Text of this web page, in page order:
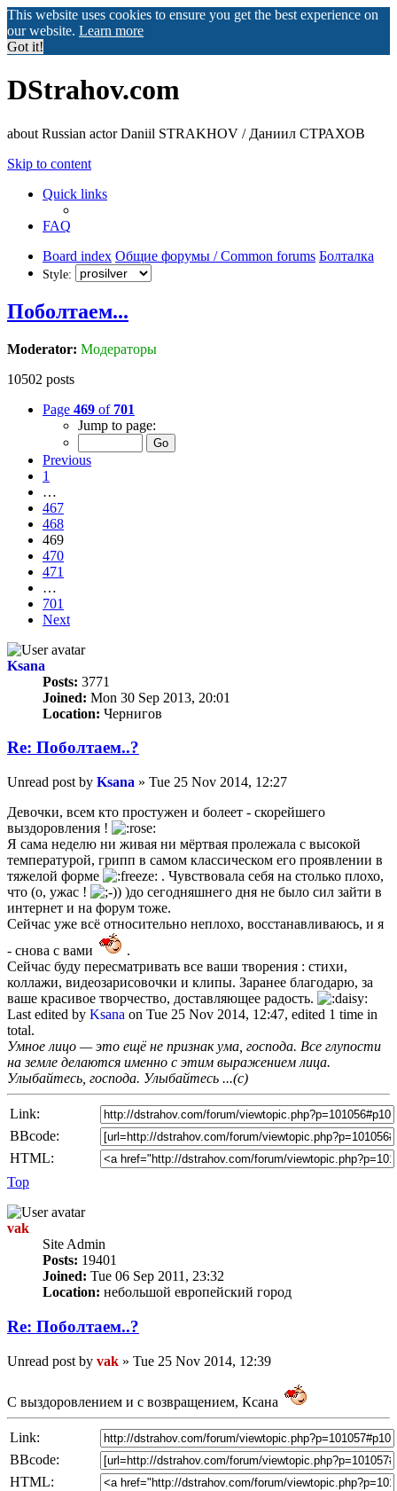
This website uses cookies to ensure you get the best experience on
our website. Learn more
Got it!
DStrahov.com
about Russian actor Daniil STRAKHOV / Даниил СТРАХОВ
Skip to content
Quick links
FAQ
Board index Общие форумы / Common forums Болталка
Style:
Пoбoлтаем...
Moderator: Модераторы
10502 posts
Page 469 of 701
Jump to page:
Previous
1
…
467
468
469
470
471
…
701
Next
Ksana
Posts: 3771
Joined: Mon 30 Sep 2013, 20:01
Location: Чернигов
Re: Пoбoлтаем..?
Unread post by Ksana » Tue 25 Nov 2014, 12:27
Девочки, всем кто простужен и болеет - скорейшего
выздоровления !
Я сама неделю ни живая ни мёртвая пролежала с высокой
температурой, грипп в самом классическом его проявлении в
тяжелой форме
. Чувствовала себя на столько плохо,
что (о, ужас !
)до сегодняшнего дня не было сил зайти в
интернет и на форум тоже.
Сейчас уже всё относительно неплохо, восстанавливаюсь, и я
- снова с вами
.
Сейчас буду пересматривать все ваши творения : стихи,
коллажи, видеозарисовочки и клипы. Заранее благодарю, за
ваше красивое творчество, доставляющее радость.
Last edited by Ksana on Tue 25 Nov 2014, 12:47, edited 1 time in
total.
Умное лицо — это ещё не признак ума, господа. Все глупости
на земле делаются именно с этим выражением лица.
Улыбайтесь, господа. Улыбайтесь ...(с)
Link:
BBcode:
HTML:
Top
vak
Site Admin
Posts: 19401
Joined: Tue 06 Sep 2011, 23:32
Location: небольшой европейский город
Re: Пoбoлтаем..?
Unread post by vak » Tue 25 Nov 2014, 12:39
С выздоровлением и с возвращением, Ксана
Link:
BBcode:
HTML: